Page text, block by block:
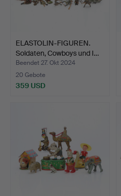
ELASTOLIN-FIGUREN.
Soldaten, Cowboys und I…
Beendet 27. Okt 2024
20 Gebote
359 USD